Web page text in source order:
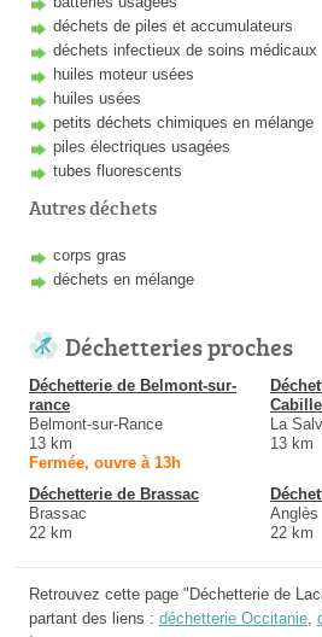
déchets de piles et accumulateurs
déchets infectieux de soins médicaux
huiles moteur usées
huiles usées
petits déchets chimiques en mélange
piles électriques usagées
tubes fluorescents
Autres déchets
corps gras
déchets en mélange
Déchetteries proches
Déchetterie de Belmont-sur-
rance
Belmont-sur-Rance
13 km
Fermée, ouvre à 13h
Cabille
La
13 km
Déchetterie de Brassac
Brassac
22 km
Anglès
22 km
Retrouvez cette page "Déchetterie de
partant des liens : déchetterie Occitanie,